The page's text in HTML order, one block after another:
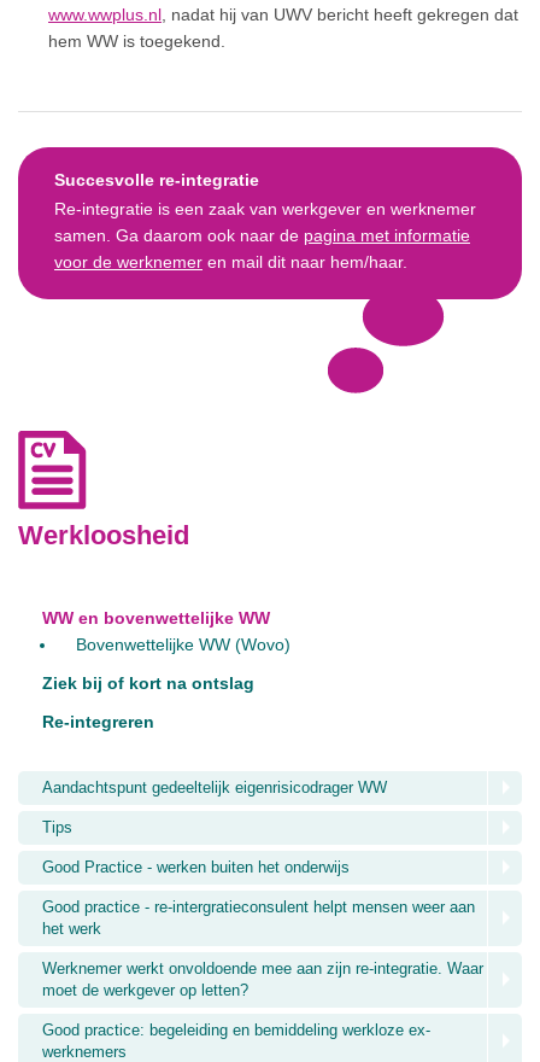
Werkloosheid
WW en bovenwettelijke WW
Bovenwettelijke WW (Wovo)
Ziek bij of kort na ontslag
Re-integreren
Aandachtspunt gedeeltelijk eigenrisicodrager WW
Tips
Good Practice - werken buiten het onderwijs
Good practice - re-intergratieconsulent helpt mensen weer aan
het werk
Werknemer werkt onvoldoende mee aan zijn re-integratie. Waar
moet de werkgever op letten?
Good practice: begeleiding en bemiddeling werkloze ex-
werknemers
www.wwplus.nl , nadat hij van UWV bericht heeft gekregen dat
hem WW is toegekend.
Succesvolle re-integratie
Re-integratie is een zaak van werkgever en werknemer
samen. Ga daarom ook naar de pagina met informatie
voor de werknemer en mail dit naar hem/haar.